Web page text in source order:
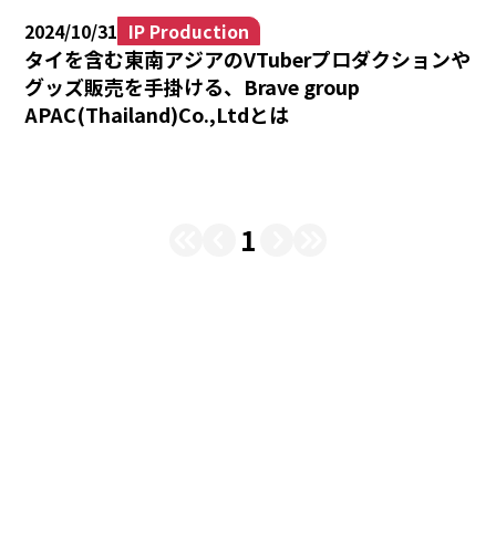
2024/10/31 IP Production
タイを含む東南アジアのVTuberプロダクションや
グッズ販売を手掛ける、Brave group
APAC(Thailand)Co.,Ltdとは
1